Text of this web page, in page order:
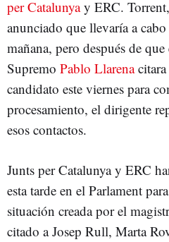
per Catalunyay ERC.
anunciado que llevaría a
mañana, pero después de
Supremo Pablo Llarenacitara
candidato este viernes para
procesamiento, el dirigente
esos contactos.
Junts per Catalunya y ERC
esta tarde en el Parlament
situación creada por el
citado a Josep Rull, Marta